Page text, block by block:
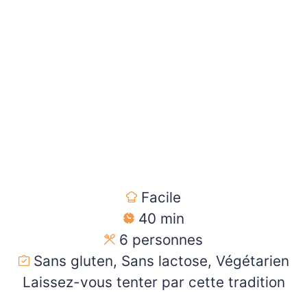
Facile
40 min
6 personnes
Sans gluten, Sans lactose, Végétarien
Laissez-vous tenter par cette tradition